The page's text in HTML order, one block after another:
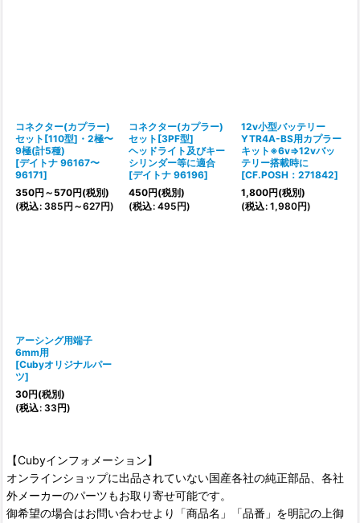
コネクター(カプラー)
セット[110型]・2極〜
9極(計5種)
[デイトナ 96167〜
96171]
350円 ～570円(税別)
(税込: 385円 ～627円)
コネクター(カプラー)
セット[3PF型]
ヘッドライト及びキー
シリンダー等に適合
[デイトナ 96196]
450円(税別)
(税込: 495円)
12v小型バッテリー
YTR4A-BS用カプラー
キット※6v⇒12vバッ
テリー搭載時に
[CF.POSH：271842]
1,800円(税別)
(税込: 1,980円)
アーシング用端子
6mm用
[Cubyオリジナルパー
ツ]
30円(税別)
(税込: 33円)
【Cubyインフォメーション】
オンラインショップに出品されていない国産各社の純正部品、各社
外メーカーのパーツもお取り寄せ可能です。
御希望の場合はお問い合わせより「商品名」「品番」を明記の上御